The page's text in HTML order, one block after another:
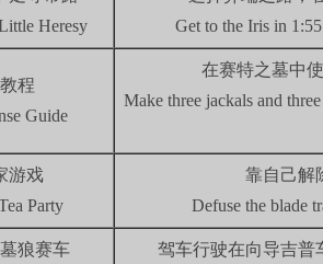
Heresy
Get to the Iris in
程
Guide
在赛特之墓中
Make three jackals and
游戏
Party
靠自己解
Defuse the blade
狼赛车
驾车行驶在向导吉普